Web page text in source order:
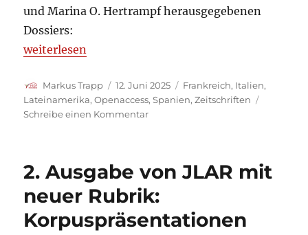
und Marina O. Hertrampf herausgegebenen
Dossiers:
„apropos [Perspektiven auf die Romania]: Nr. 14
weiterlesen
Autor
Markus Trapp
Veröffentlicht
am
12. Juni 2025 Kategorien
Frankreich, Italien,
Lateinamerika,Openaccess,Spanien,Zeitschriften
Schreibe einen Kommentarzu
die
Nr.
14
(2025):
2. Ausgabe von JLAR mit
neuer Rubrik:
Korpuspräsentationen